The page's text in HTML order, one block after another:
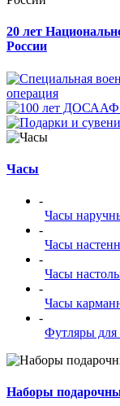
20 лет
России
операция
Часы
-
Часы
-
Часы
-
Часы
-
Часы
-
Футляры для
Наборы